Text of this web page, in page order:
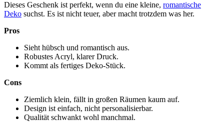
Dieses Geschenk ist perfekt, wenn du eine kleine, romantische
Deko suchst. Es ist nicht teuer, aber macht trotzdem was her.
Pros
Sieht hübsch und romantisch aus.
Robustes Acryl, klarer Druck.
Kommt als fertiges Deko-Stück.
Cons
Ziemlich klein, fällt in großen Räumen kaum auf.
Design ist einfach, nicht personalisierbar.
Qualität schwankt wohl manchmal.